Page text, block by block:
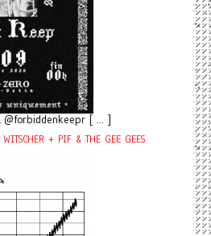
@forbiddenkeepr [ ... ]
+ PIF & THE GEE GEES